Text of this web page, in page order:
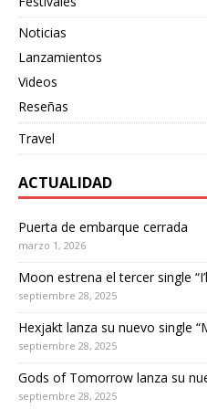
Noticias
Lanzamientos
Videos
Reseñas
Travel
ACTUALIDAD
Puerta de embarque cerrada
marzo 1, 2026
Moon estrena el tercer single
septiembre 28, 2025
Hexjakt lanza su nuevo single
septiembre 28, 2025
Gods of Tomorrow lanza su
septiembre 28, 2025